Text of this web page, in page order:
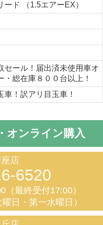
ード （1.5エアーEX）
セール！届出済未使用車オ
・総在庫８００台以上！
車！訳アリ目玉車！
オンライン購入
店
6520
（最終受付17:00）
日・第一水曜日）